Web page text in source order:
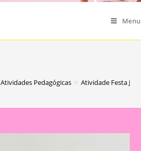
Menu
Atividades Pedagógicas > Atividade Festa